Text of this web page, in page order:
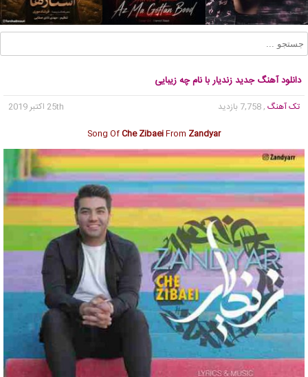
دانلود آهنگ جدید زندیار با نام چه زیبایی
تک آهنگ , 7,758 بازدید
25th اکتبر 2019
Song OfChe ZibaeiFrom Zandyar